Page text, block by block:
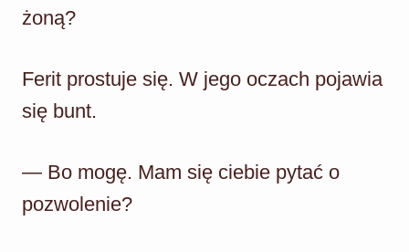
żoną?
Ferit prostuje się. W jego oczach pojawia
się bunt.
— Bo mogę. Mam się ciebie pytać o
pozwolenie?